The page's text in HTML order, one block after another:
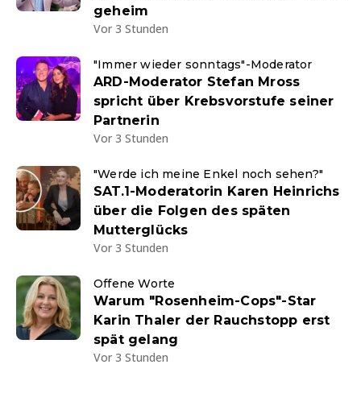
geheim
Vor 3 Stunden
"Immer wieder sonntags"-Moderator
ARD-Moderator Stefan Mross
spricht über Krebsvorstufe seiner
Partnerin
Vor 3 Stunden
"Werde ich meine Enkel noch sehen?"
SAT.1-Moderatorin Karen Heinrichs
über die Folgen des späten
Mutterglücks
Vor 3 Stunden
Offene Worte
Warum "Rosenheim-Cops"-Star
Karin Thaler der Rauchstopp erst
spät gelang
Vor 3 Stunden